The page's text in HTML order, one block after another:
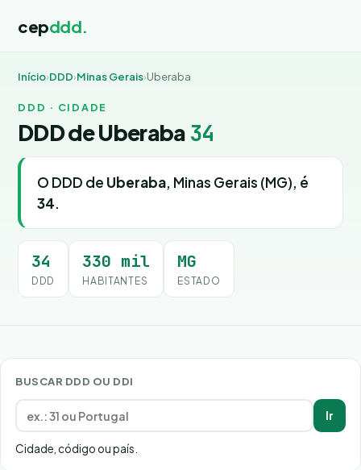
cepddd.
Início›DDD›Minas Gerais›Uberaba
DDD · CIDADE
DDD de Uberaba 34
O DDD de Uberaba, Minas Gerais (MG), é
34.
34
DDD
330 mil
HABITANTES
MG
ESTADO
BUSCAR DDD OU DDI
Ir
Cidade, código ou país.